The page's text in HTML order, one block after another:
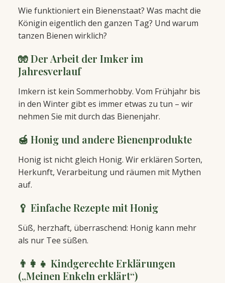
Wie funktioniert ein Bienenstaat? Was macht die
Königin eigentlich den ganzen Tag? Und warum
tanzen Bienen wirklich?
🧤 Der Arbeit der Imker im
Jahresverlauf
Imkern ist kein Sommerhobby. Vom Frühjahr bis
in den Winter gibt es immer etwas zu tun – wir
nehmen Sie mit durch das Bienenjahr.
🍯 Honig und andere Bienenprodukte
Honig ist nicht gleich Honig. Wir erklären Sorten,
Herkunft, Verarbeitung und räumen mit Mythen
auf.
🥄 Einfache Rezepte mit Honig
Süß, herzhaft, überraschend: Honig kann mehr
als nur Tee süßen.
👨‍👩‍👧 Kindgerechte Erklärungen
(„Meinen Enkeln erklärt“)